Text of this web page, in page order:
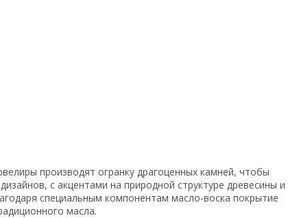
производят огранку драгоценных камней, чтобы
с акцентами на природной структуре древесины и
специальным компонентам масло-воска покрытие
масла.